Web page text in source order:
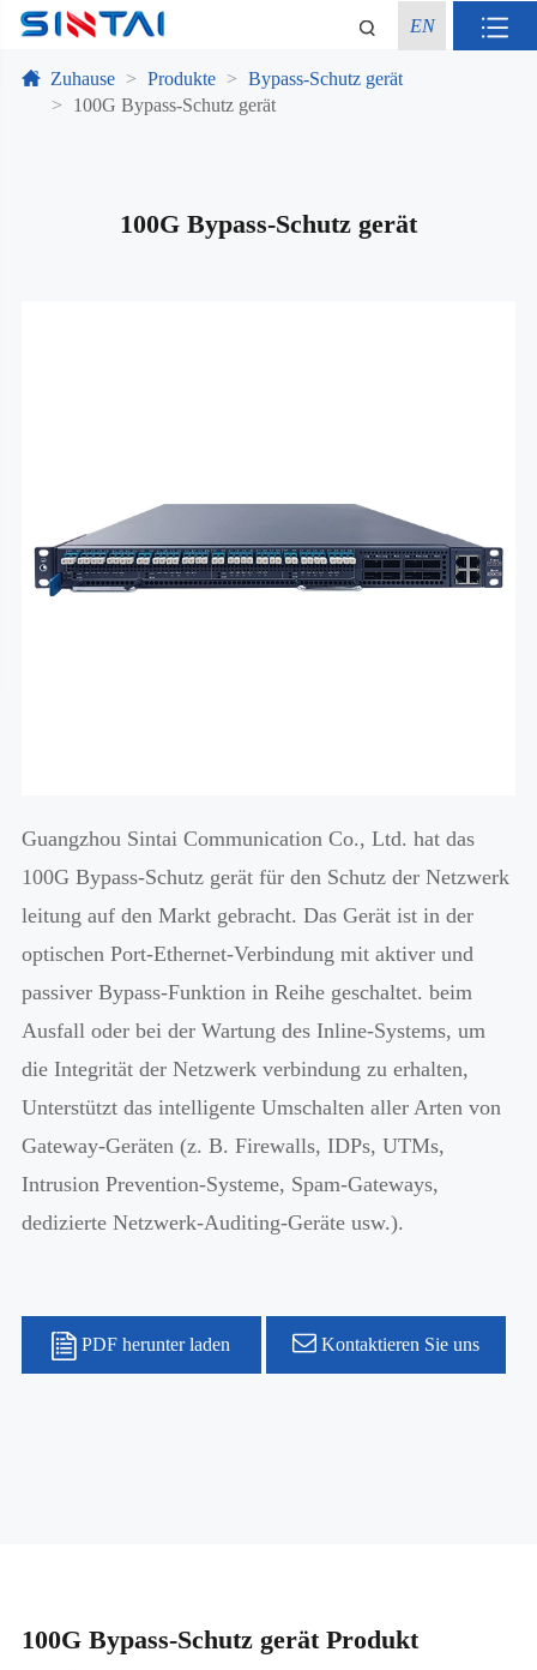
EN
Zuhause Produkte
Bypass-Schutz gerät
100G Bypass-Schutz gerät
100G Bypass-Schutz gerät
Guangzhou Sintai Communication Co., Ltd. hat das
100G Bypass-Schutz gerät für den Schutz der Netzwerk
leitung auf den Markt gebracht. Das Gerät ist in der
optischen Port-Ethernet-Verbindung mit aktiver und
passiver Bypass-Funktion in Reihe geschaltet. beim
Ausfall oder bei der Wartung des Inline-Systems, um
die Integrität der Netzwerk verbindung zu erhalten,
Unterstützt das intelligente Umschalten aller Arten von
Gateway-Geräten (z. B. Firewalls, IDPs, UTMs,
Intrusion Prevention-Systeme, Spam-Gateways,
dedizierte Netzwerk-Auditing-Geräte usw.).
PDF herunter laden Kontaktieren Sie uns
100G Bypass-Schutz gerät Produkt